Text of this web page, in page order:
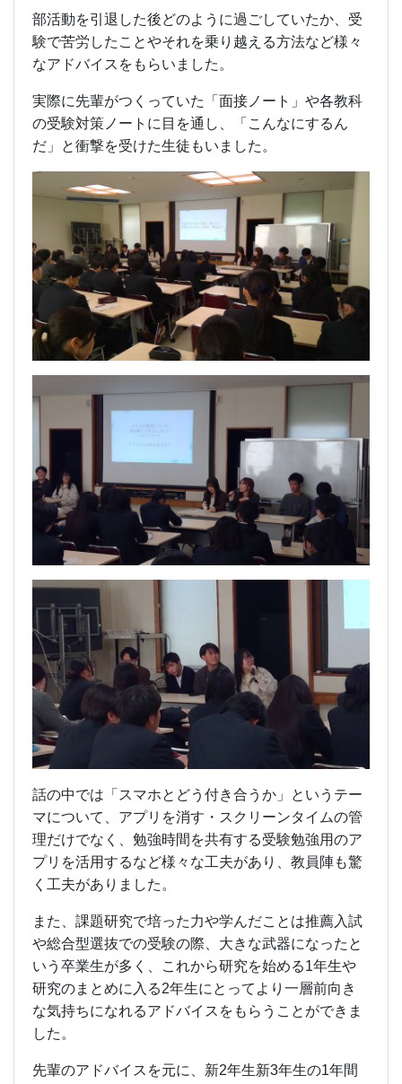
部活動を引退した後どのように過ごしていたか、受
験で苦労したことやそれを乗り越える方法など様々
なアドバイスをもらいました。
実際に先輩がつくっていた「面接ノート」や各教科
の受験対策ノートに目を通し、「こんなにするん
だ」と衝撃を受けた生徒もいました。
話の中では「スマホとどう付き合うか」というテー
マについて、アプリを消す・スクリーンタイムの管
理だけでなく、勉強時間を共有する受験勉強用のア
プリを活用するなど様々な工夫があり、教員陣も驚
く工夫がありました。
また、課題研究で培った力や学んだことは推薦入試
や総合型選抜での受験の際、大きな武器になったと
いう卒業生が多く、これから研究を始める1年生や
研究のまとめに入る2年生にとってより一層前向き
な気持ちになれるアドバイスをもらうことができま
した。
先輩のアドバイスを元に、新2年生新3年生の1年間